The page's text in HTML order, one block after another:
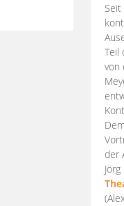
Teil
von
der